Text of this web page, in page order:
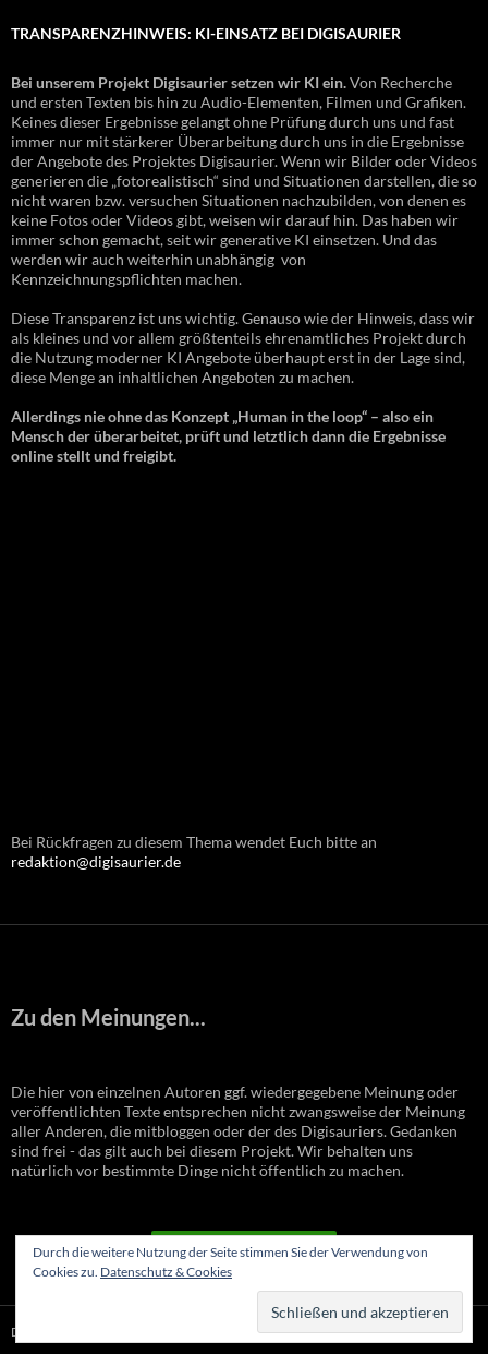
TRANSPARENZHINWEIS: KI-EINSATZ BEI DIGISAURIER
Bei unserem Projekt Digisaurier setzen wir KI ein.Von Recherche
und ersten Texten bis hin zu Audio-Elementen, Filmen und Grafiken.
Keines dieser Ergebnisse gelangt ohne Prüfung durch uns und fast
immer nur mit stärkerer Überarbeitung durch uns in die Ergebnisse
der Angebote des Projektes Digisaurier. Wenn wir Bilder oder Videos
generieren die „fotorealistisch“ sind und Situationen darstellen, die so
nicht waren bzw. versuchen Situationen nachzubilden, von denen es
keine Fotos oder Videos gibt, weisen wir darauf hin. Das haben wir
immer schon gemacht, seit wir generative KI einsetzen. Und das
werden wir auch weiterhin unabhängig von
Kennzeichnungspflichten machen.
Diese Transparenz ist uns wichtig. Genauso wie der Hinweis, dass wir
als kleines und vor allem größtenteils ehrenamtliches Projekt durch
die Nutzung moderner KI Angebote überhaupt erst in der Lage sind,
diese Menge an inhaltlichen Angeboten zu machen.
Allerdings nie ohne das Konzept „Human in the loop“ – also ein
Mensch der überarbeitet, prüft und letztlich dann die Ergebnisse
online stellt und freigibt.
Bei Rückfragen zu diesem Thema wendet Euch bitte an
redaktion@digisaurier.de
Zu den Meinungen...
Die hier von einzelnen Autoren ggf. wiedergegebene Meinung oder
veröffentlichten Texte entsprechen nicht zwangsweise der Meinung
aller Anderen, die mitbloggen oder der des Digisauriers. Gedanken
sind frei - das gilt auch bei diesem Projekt. Wir behalten uns
natürlich vor bestimmte Dinge nicht öffentlich zu machen.
VERTRAG WIDERRUFEN
Durch die weitere Nutzung der Seite stimmen Sie der Verwendung von
Cookies zu. Datenschutz & Cookies
Datenschutzerklärung Stolz präsentiert von WordPress